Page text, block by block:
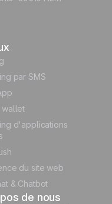
par SMS
wallet
d'applications
du site web
& Chatbot
de nous